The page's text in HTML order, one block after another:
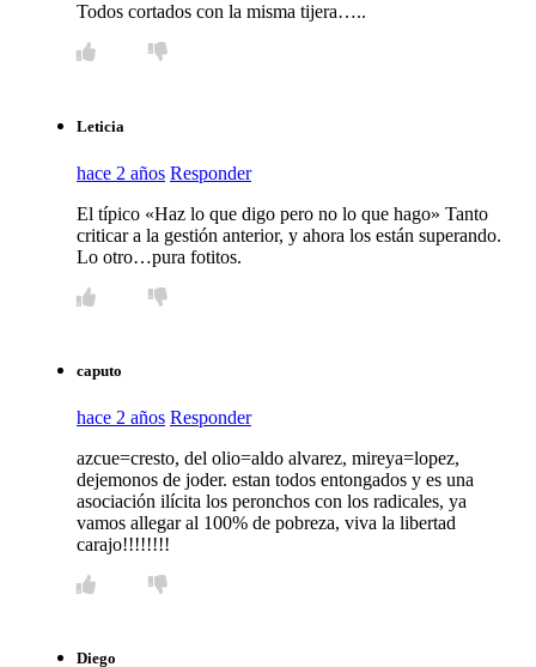
Todos cortados con la misma tijera…..
Leticia
hace 2 años Responder
El típico «Haz lo que digo pero no lo que hago» Tanto
criticar a la gestión anterior, y ahora los están superando.
Lo otro…pura fotitos.
caputo
hace 2 años Responder
azcue=cresto, del olio=aldo alvarez, mireya=lopez,
dejemonos de joder. estan todos entongados y es una
asociación ilícita los peronchos con los radicales, ya
vamos allegar al 100% de pobreza, viva la libertad
carajo!!!!!!!!
Diego